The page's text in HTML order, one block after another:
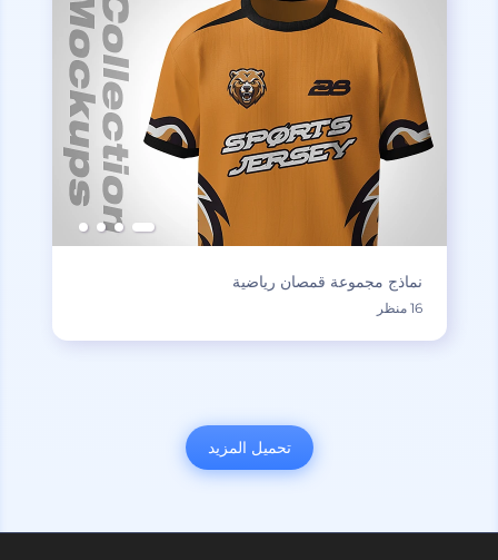
نماذج مجموعة قمصان رياضية
16 منظر
تحميل المزيد